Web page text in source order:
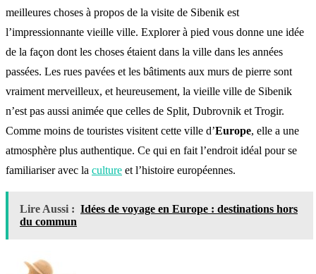
meilleures choses à propos de la visite de Sibenik est
l’impressionnante vieille ville. Explorer à pied vous donne une idée
de la façon dont les choses étaient dans la ville dans les années
passées. Les rues pavées et les bâtiments aux murs de pierre sont
vraiment merveilleux, et heureusement, la vieille ville de Sibenik
n’est pas aussi animée que celles de Split, Dubrovnik et Trogir.
Comme moins de touristes visitent cette ville d’Europe, elle a une
atmosphère plus authentique. Ce qui en fait l’endroit idéal pour se
familiariser avec la culture et l’histoire européennes.
Lire Aussi : Idées de voyage en Europe : destinations hors
du commun